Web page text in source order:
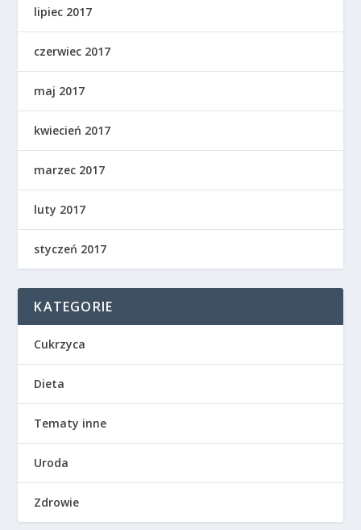
lipiec 2017
czerwiec 2017
maj 2017
kwiecień 2017
marzec 2017
luty 2017
styczeń 2017
KATEGORIE
Cukrzyca
Dieta
Tematy inne
Uroda
Zdrowie